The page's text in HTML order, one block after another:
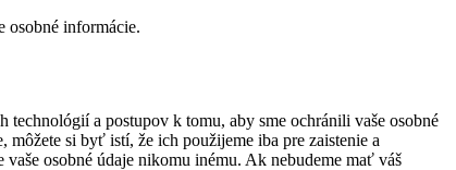
osobné informácie.
technológií a postupov k tomu, aby sme ochránili vaše osobné
si byť istí, že ich použijeme iba pre zaistenie a
osobné údaje nikomu inému. Ak nebudeme mať váš